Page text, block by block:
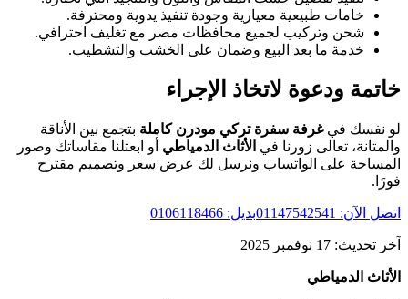
خامات طبيعية معيارية وجودة تنفيذ يدوية ومحترفة.
شحن وتركيب لجميع محافظات مصر مع تغليف احترافي.
خدمة ما بعد البيع وضمان على الخشب والتشطيب.
خاتمة ودعوة لاتخاذ الإجراء
لو نفسك فيغرفة سفرة تركي مودرن كاملة بتجمع بين الأناقة
والمتانة، تعالى زورنا في الأثاث الدمياطي أو ابعتلنا مقاساتك وصور
المساحة على الواتساب ونرسل لك عرض سعر وتصميم مقترح
فورًا.
اتصل الآن: 01147542541 بديل: 0106118466
آخر تحديث: 17 نوفمبر 2025
الأثاث الدمياطي